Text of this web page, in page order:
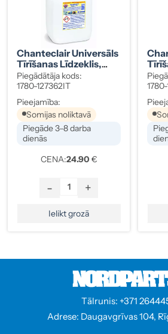
Chanteclair Universāls
Tīrīšanas Līdzeklis,
Citrusu, 5 L 1780-
127362IT
Piegādātāja kods:
1780-127362IT
Pieejamība:
Somijas noliktavā
Piegāde 3–8 darba
dienās
CENA:24.90 €
- +
Ielikt grozā
Tālrunis: +371
Adrese: Daugavgrīvas 104,